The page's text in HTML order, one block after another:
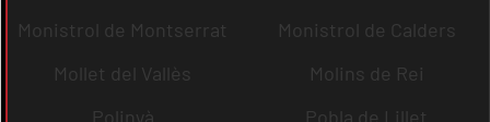
Monistrol de Montserrat
Monistrol de Calders
Mollet del Vallès
Molins de Rei
Polinyà
Pobla de Lillet